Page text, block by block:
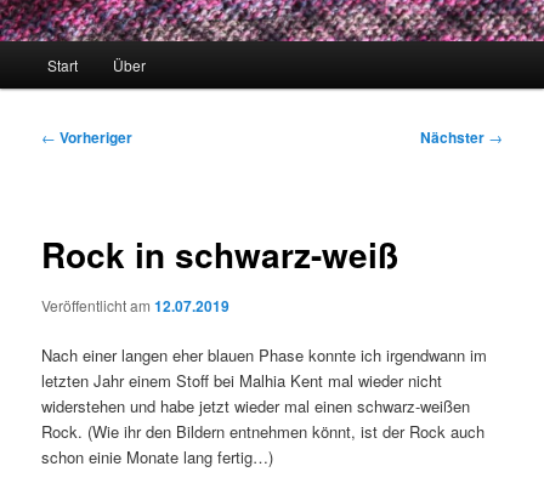
Start Über
Beitragsnavigation
← Vorheriger Nächster →
Rock in schwarz-weiß
Veröffentlicht am12.07.2019
Nach einer langen eher blauen Phase konnte ich irgendwann im
letzten Jahr einem Stoff bei Malhia Kent mal wieder nicht
widerstehen und habe jetzt wieder mal einen schwarz-weißen
Rock. (Wie ihr den Bildern entnehmen könnt, ist der Rock auch
schon einie Monate lang fertig…)